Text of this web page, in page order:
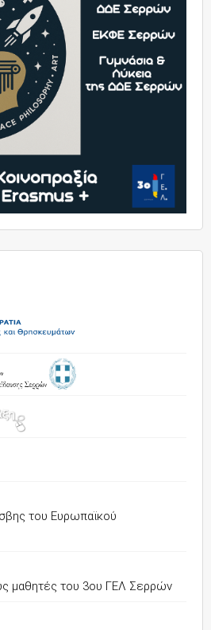
του Ευρωπαϊκού
μαθητές του 3ου ΓΕΛ Σερρών